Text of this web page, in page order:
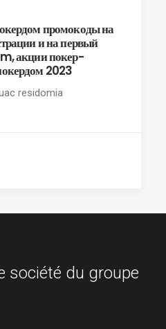
промокоды на
и на первый
акции покер-
2023
residomia
société du groupe